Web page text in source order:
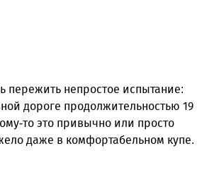
пережить непростое испытание:
дороге продолжительностью 19
то это привычно или просто
даже в комфортабельном купе.